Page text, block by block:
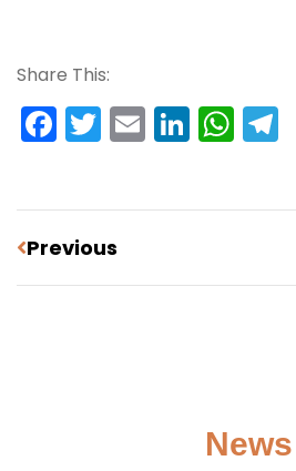
Share This:
Facebook
Twitter
Email
Previous
News